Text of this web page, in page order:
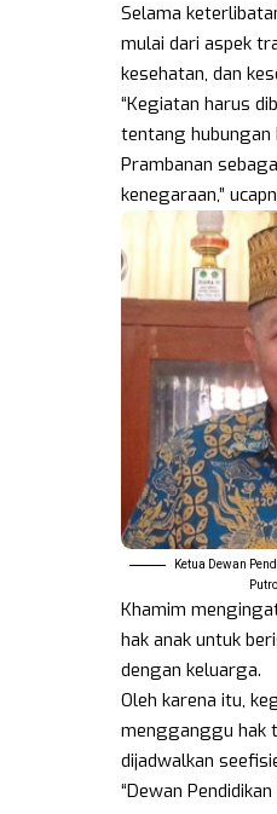
Selama
mulai dari aspek
kesehatan, dan
“Kegiatan harus
tentang hubungan
Prambanan
kenegaraan,”
Ketua Dewan
Khamim
hak anak untuk
dengan keluarga.
Oleh karena itu,
mengganggu hak
dijadwalkan
“Dewan